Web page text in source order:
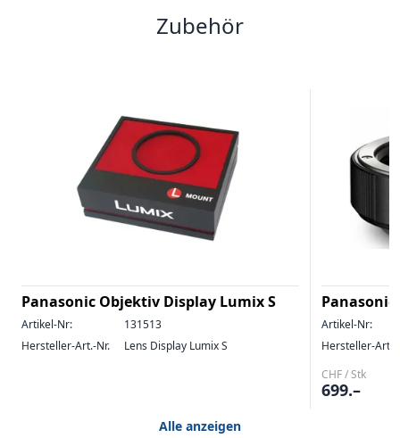
Zubehör
Panasonic Objektiv Display Lumix S
Artikel-Nr:
131513
Hersteller-Art.-Nr.
Lens Display Lumix S
Panasonic
Artikel-Nr:
Hersteller-Art.-
CHF / Stk
699.–
Alle anzeigen